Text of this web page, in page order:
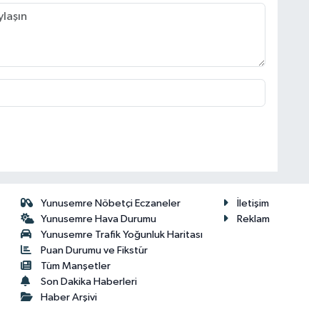
Yunusemre Nöbetçi Eczaneler
Yunusemre Hava Durumu
Yunusemre Trafik Yoğunluk Haritası
Puan Durumu ve Fikstür
Tüm Manşetler
Son Dakika Haberleri
Haber Arşivi
İletişim
Reklam